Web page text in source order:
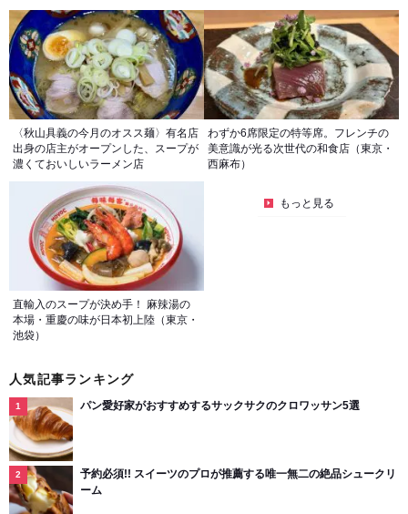
〈秋山具義の今月のオスス麺〉有名店
出身の店主がオープンした、スープが
濃くておいしいラーメン店
わずか6席限定の特等席。フレンチの
美意識が光る次世代の和食店（東京・
西麻布）
直輸入のスープが決め手！ 麻辣湯の
本場・重慶の味が日本初上陸（東京・
池袋）
もっと見る
人気記事ランキング
パン愛好家がおすすめするサックサクのクロワッサン5選
予約必須!! スイーツのプロが推薦する唯一無二の絶品シュークリ
ーム